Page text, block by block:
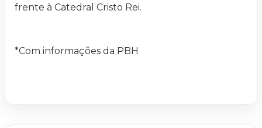
frente à Catedral Cristo Rei.
*Com informações da PBH